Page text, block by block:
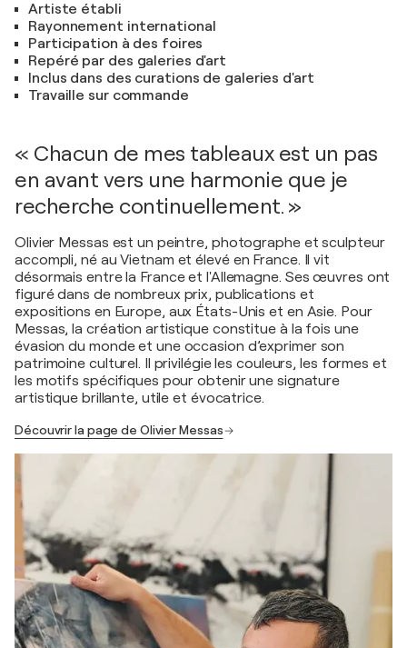
Artiste établi
Rayonnement international
Participation à des foires
Repéré par des galeries d'art
Inclus dans des curations de galeries d'art
Travaille sur commande
« Chacun de mes tableaux est un pas
en avant vers une harmonie que je
recherche continuellement. »
Olivier Messas est un peintre, photographe et sculpteur
accompli, né au Vietnam et élevé en France. Il vit
désormais entre la France et l'Allemagne. Ses œuvres ont
figuré dans de nombreux prix, publications et
expositions en Europe, aux États-Unis et en Asie. Pour
Messas, la création artistique constitue à la fois une
évasion du monde et une occasion d’exprimer son
patrimoine culturel. Il privilégie les couleurs, les formes et
les motifs spécifiques pour obtenir une signature
artistique brillante, utile et évocatrice.
Découvrir la page de Olivier Messas